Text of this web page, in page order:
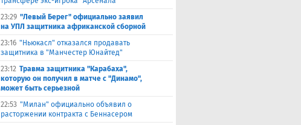
23:29 "Левый Берег" официально заявил
на УПЛ защитника африканской сборной
23:16 "Ньюкасл" отказался продавать
защитника в "Манчестер Юнайтед"
23:12 Травма защитника "Карабаха",
которую он получил в матче с "Динамо",
может быть серьезной
22:53 "Милан" официально объявил о
расторжении контракта с Беннасером